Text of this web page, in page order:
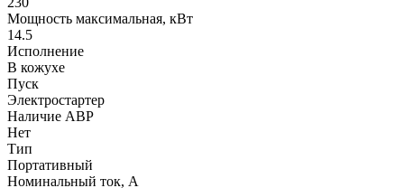
Мощность максимальная, кВт
14.5
Исполнение
В кожухе
Пуск
Электростартер
Наличие АВР
Нет
Тип
Портативный
Номинальный ток, А